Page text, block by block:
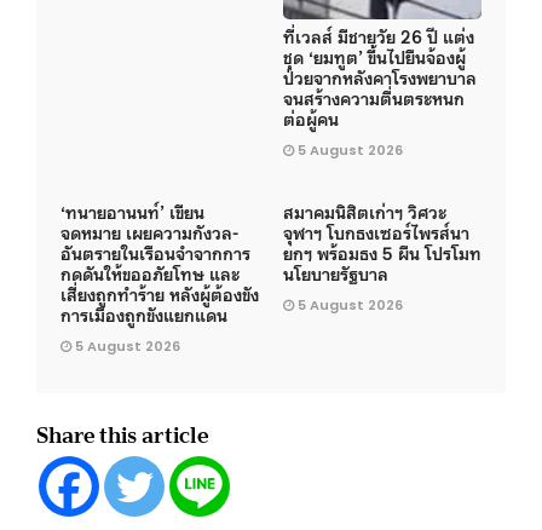
ที่เวลส์ มีชายวัย 26 ปี แต่ง
ชุด ‘ยมทูต’ ขึ้นไปยืนจ้องผู้
ป่วยจากหลังคาโรงพยาบาล
จนสร้างความตื่นตระหนก
ต่อผู้คน
5 August 2026
‘ทนายอานนท์’ เขียน
จดหมาย เผยความกังวล-
อันตรายในเรือนจำจากการ
กดดันให้ขออภัยโทษ และ
เสี่ยงถูกทำร้าย หลังผู้ต้องขัง
การเมืองถูกขังแยกแดน
5 August 2026
สมาคมนิสิตเก่าฯ วิศวะ
จุฬาฯ โบกธงเซอร์ไพรส์นา
ยกฯ พร้อมธง 5 ผืน โปรโมท
นโยบายรัฐบาล
5 August 2026
Share this article